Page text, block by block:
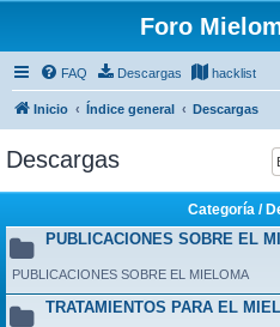
Foro
FAQ Descargas hacklist
Inicio Índice general Descargas
Descargas
Categoría /
PUBLICACIONES SOBRE EL
PUBLICACIONES SOBRE EL MIELOMA
TRATAMIENTOS PARA EL